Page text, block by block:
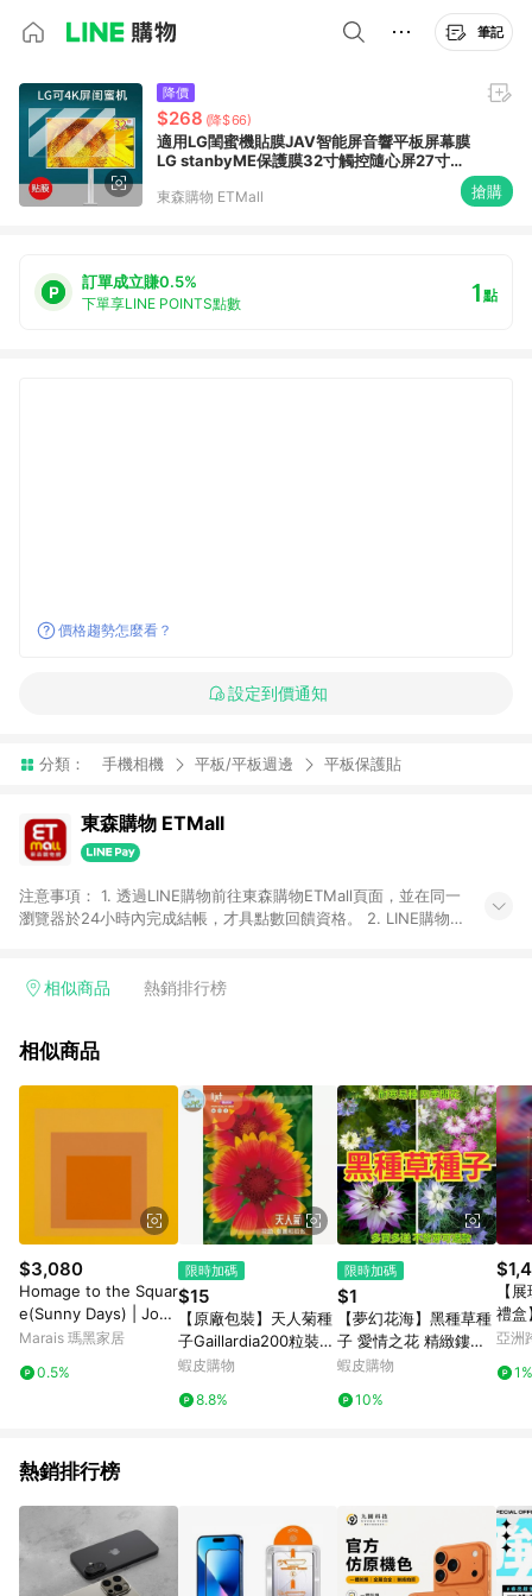
筆記
降價
$268 (降$66)
適用LG閨蜜機貼膜JAV智能屏音響平板屏幕膜
LG stanbyME保護膜32寸觸控隨心屏27寸觸
東森購物 ETMall 搶購
訂單成立賺0.5%
下單享LINE POINTS點數 1點
價格趨勢怎麼看？
設定到價通知
分類： 手機相機 平板/平板週邊 平板保護貼
東森購物 ETMall
注意事項： 1. 透過LINE購物前往東森購物ETMall頁面，並在同一
瀏覽器於24小時內完成結帳，才具點數回饋資格。 2. LINE購物
單，皆不在點數回饋範圍內。 3. 如購買以下類別商品，將無法獲
球嚴選、商城、專案商品、「草莓網」全館商品。 4. 如取消訂
回饋。 5. 點數回饋會扣除所有折扣優惠後之最終發票金額計算，
實際回饋請依LINE購物通知為主。 6. 訂單如有使用東森購物
ETMall站內之折扣優惠(包含但不限於東森幣、樂透金、東森現金
券等)，不具點數回饋資格。詳細請依東森購物ETMall之結帳頁面
顯示為準。 7. LINE購物設有「單一商品最高回饋點數」機制(特
殊活動時開放「回饋無上限」)，以同一訂單中同一商品不論件數
計算，並依訂單成立時間當下LINE購物所設定的回饋機制為準。
8. LINE購物為購物資訊整合性平台，商品資料更新會有時間差，
如顯示之商品規格、顏色、價位、贈品與東森購物ETMall銷售網
頁不符，以銷售網頁標示為準。 9. 若有贈點爭議，請務必於訂單
日期+180天以內至LINE購物客服洽詢；若超過180天(含)以上進
行申訴，恕無法贈點回饋。 10. 部分點數紅包僅限指定商品使
用，或不適用於無回饋商品。各點數紅包之適用商品與使用條件
請依點數紅包頁面規則為準。
相似商品 熱銷排行榜
相似商品
$3,080
Homage to the Squar
e(Sunny Days) | Jose
f Albers - 銀色鋁框-中
Marais 瑪黑家居
0.5%
限時加碼
$15
【原廠包裝】天人菊種
子Gaillardia200粒裝
澎湖縣花 耐旱耐熱草花
被盆栽兩用 新手必成
蝦皮購物
8.8%
限時加碼
$1
【夢幻花海】黑種草種
子 愛情之花 精緻鏤空
葉+淡藍紫花 乾燥花/
台花園必備 四季可種
蝦皮購物
10%
【
禮盒
漫質
亞洲
1%
熱銷排行榜